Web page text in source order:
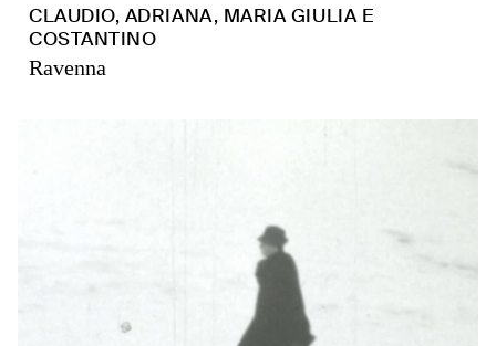
CLAUDIO, ADRIANA, MARIA GIULIA E
COSTANTINO
Ravenna